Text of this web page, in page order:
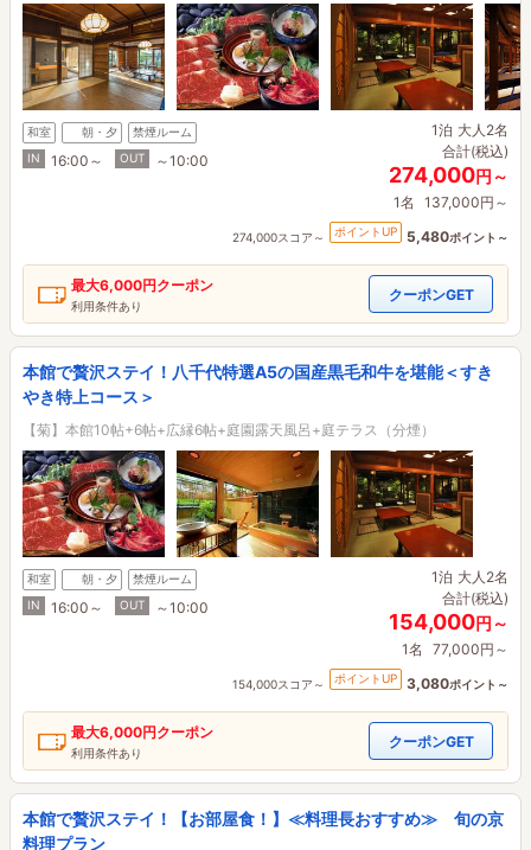
和室 朝・夕
禁煙ルーム
IN
16:00～ OUT ～10:00
1泊 大人2名
合計(税込)
274,000円～
1名 137,000円～
274,000スコア～ ポイントUP 5,480ポイント～
最大6,000円クーポン
利用条件あり
クーポンGET
本館で贅沢ステイ！八千代特選A5の国産黒毛和牛を堪能＜すき
やき特上コース＞
【菊】本館10帖+6帖+広縁6帖+庭園露天風呂+庭テラス（分煙）
和室 朝・夕
禁煙ルーム
IN
16:00～ OUT ～10:00
1泊 大人2名
合計(税込)
154,000円～
1名 77,000円～
154,000スコア～ ポイントUP 3,080ポイント～
最大6,000円クーポン
利用条件あり
クーポンGET
本館で贅沢ステイ！【お部屋食！】≪料理長おすすめ≫ 旬の京
料理プラン